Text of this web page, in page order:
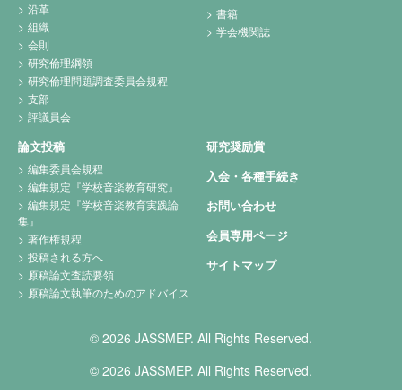
沿革
組織
会則
研究倫理綱領
研究倫理問題調査委員会規程
支部
評議員会
書籍
学会機関誌
論文投稿
編集委員会規程
編集規定『学校音楽教育研究』
編集規定『学校音楽教育実践論
集』
著作権規程
投稿される方へ
原稿論文査読要領
原稿論文執筆のためのアドバイス
研究奨励賞
入会・各種手続き
お問い合わせ
会員専用ページ
サイトマップ
© 2026 JASSMEP. All Rights Reserved.
© 2026 JASSMEP. All Rights Reserved.